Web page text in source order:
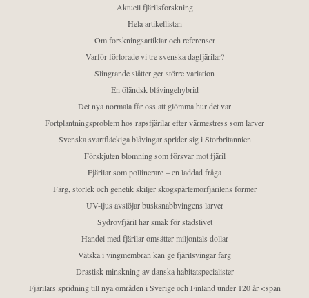
Aktuell fjärilsforskning
Hela artikellistan
Om forskningsartiklar och referenser
Varför förlorade vi tre svenska dagfjärilar?
Slingrande slåtter ger större variation
En öländsk blåvingehybrid
Det nya normala får oss att glömma hur det var
Fortplantningsproblem hos rapsfjärilar efter värmestress som larver
Svenska svartfläckiga blåvingar sprider sig i Storbritannien
Förskjuten blomning som försvar mot fjäril
Fjärilar som pollinerare – en laddad fråga
Färg, storlek och genetik skiljer skogspärlemorfjärilens former
UV-ljus avslöjar busksnabbvingens larver
Sydrovfjäril har smak för stadslivet
Handel med fjärilar omsätter miljontals dollar
Vätska i vingmembran kan ge fjärilsvingar färg
Drastisk minskning av danska habitatspecialister
Fjärilars spridning till nya områden i Sverige och Finland under 120 år <span